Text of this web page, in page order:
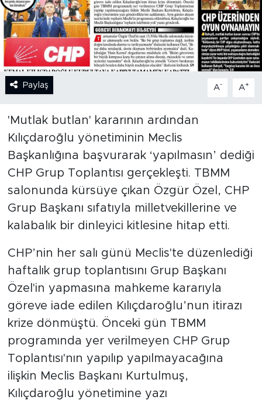
Paylaş A- A+
'Mutlak butlan' kararının ardından
Kılıçdaroğlu yönetiminin Meclis
Başkanlığına başvurarak ‘yapılmasın’ dediği
CHP Grup Toplantısı gerçekleşti. TBMM
salonunda kürsüye çıkan Özgür Özel, CHP
Grup Başkanı sıfatıyla milletvekillerine ve
kalabalık bir dinleyici kitlesine hitap etti.
CHP’nin her salı günü Meclis'te düzenlediği
haftalık grup toplantısını Grup Başkanı
Özel'in yapmasına mahkeme kararıyla
göreve iade edilen Kılıçdaroğlu’nun itirazı
krize dönmüştü. Önceki gün TBMM
programında yer verilmeyen CHP Grup
Toplantısı'nın yapılıp yapılmayacağına
ilişkin Meclis Başkanı Kurtulmuş,
Kılıçdaroğlu yönetimine yazı
NOSTALJİ
KULİS
YAZARLAR
DİNİ
POLİTİKA
EKONOMİ
KÜLTÜR SANAT
TARİHTEN GÜNÜMÜZE
TARİH
SAĞLIK
SİYASET